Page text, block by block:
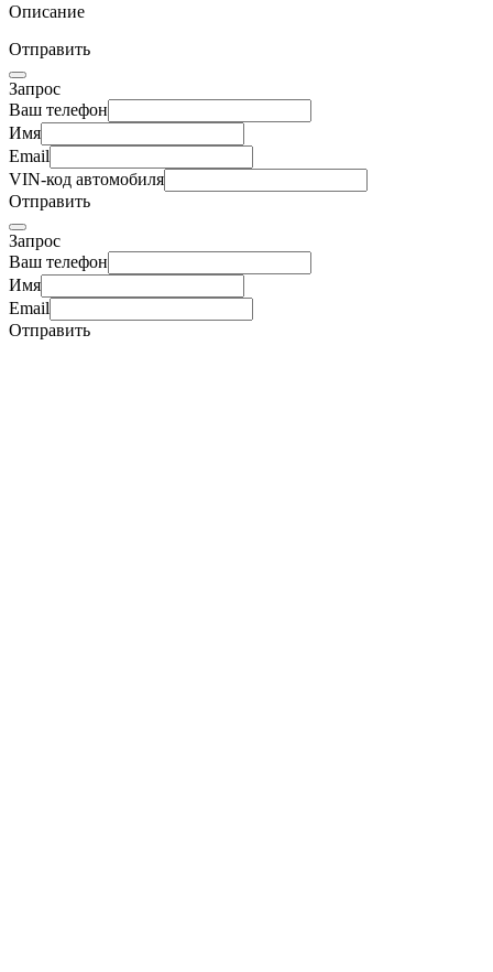
Описание
Отправить
Запрос
Ваш телефон
Имя
Email
VIN-код автомобиля
Отправить
Запрос
Ваш телефон
Имя
Email
Отправить